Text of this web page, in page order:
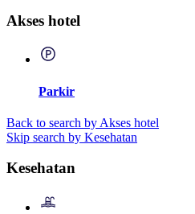
Akses hotel
Parkir
Back to search by Akses hotel
Skip search by Kesehatan
Kesehatan